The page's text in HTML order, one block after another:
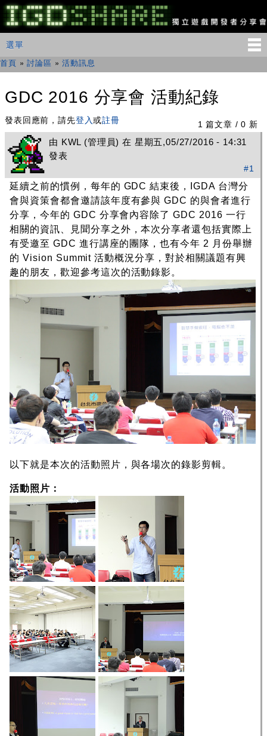
移
至
主
IGDSHARE
獨
遊
發
分
享
主選單
選單
您在這裡
首頁 »討論區 »活動訊息
GDC 2016 分享會 活動紀錄
1 篇文章 / 0 新
發表回應前，請先登入或註冊
由 KWL (管理員) 在 星期五,05/27/2016 - 14:31
發表
#1
延續之前的慣例，每年的 GDC 結束後，IGDA 台灣分
會與資策會都會邀請該年度有參與 GDC 的與會者進行
分享，今年的 GDC 分享會內容除了 GDC 2016 一行
相關的資訊、見聞分享之外，本次分享者還包括實際上
有受邀至 GDC 進行講座的團隊，也有今年 2 月份舉辦
的 Vision Summit 活動概況分享，對於相關議題有興
趣的朋友，歡迎參考這次的活動錄影。
以下就是本次的活動照片，與各場次的錄影剪輯。
活動照片：